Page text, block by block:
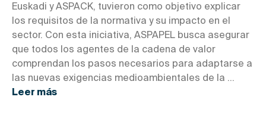
Euskadi y ASPACK, tuvieron como objetivo explicar
los requisitos de la normativa y su impacto en el
sector. Con esta iniciativa, ASPAPEL busca asegurar
que todos los agentes de la cadena de valor
comprendan los pasos necesarios para adaptarse a
las nuevas exigencias medioambientales de la ...
Leer más